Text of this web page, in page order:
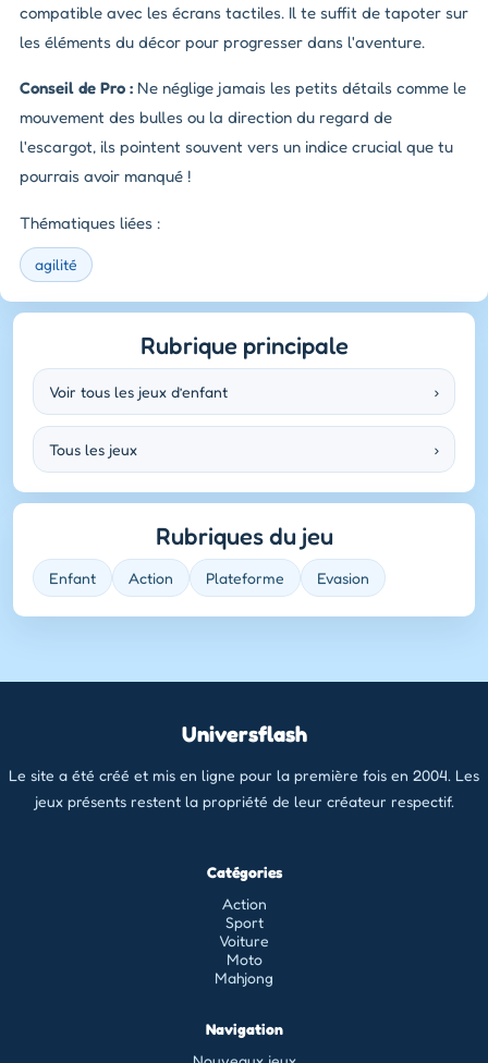
compatible avec les écrans tactiles. Il te suffit de tapoter sur
les éléments du décor pour progresser dans l'aventure.
Conseil de Pro : Ne néglige jamais les petits détails comme le
mouvement des bulles ou la direction du regard de
l'escargot, ils pointent souvent vers un indice crucial que tu
pourrais avoir manqué !
Thématiques liées :
agilité
Rubrique principale
Voir tous les jeux d’enfant ›
Tous les jeux ›
Rubriques du jeu
Enfant Action Plateforme Evasion
Universflash
Le site a été créé et mis en ligne pour la première fois en 2004. Les
jeux présents restent la propriété de leur créateur respectif.
Catégories
Action
Sport
Voiture
Moto
Mahjong
Navigation